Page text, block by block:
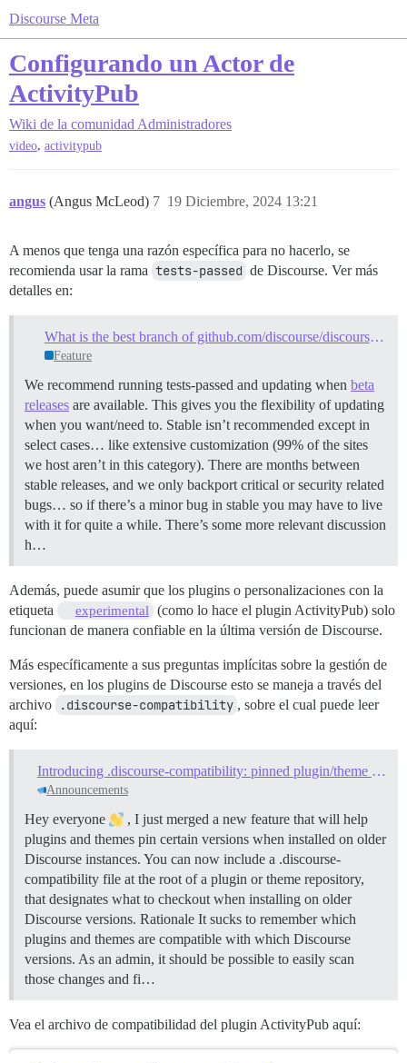
Discourse Meta
Configurando un Actor de
ActivityPub
Wiki de la comunidad Administradores
video, activitypub
angus (Angus McLeod) 19 Diciembre, 2024 13:21
7
A menos que tenga una razón específica para no hacerlo, se
recomienda usar la rama tests-passed de Discourse. Ver más
detalles en:
What is the best branch of github.com/discourse/discourse？
Feature
We recommend running tests-passed and updating when beta
releases are available. This gives you the flexibility of updating
when you want/need to. Stable isn’t recommended except in
select cases… like extensive customization (99% of the sites
we host aren’t in this category). There are months between
stable releases, and we only backport critical or security related
bugs… so if there’s a minor bug in stable you may have to live
with it for quite a while. There’s some more relevant discussion
h…
Además, puede asumir que los plugins o personalizaciones con la
etiqueta
experimental
(como lo hace el plugin ActivityPub) solo
funcionan de manera confiable en la última versión de Discourse.
Más específicamente a sus preguntas implícitas sobre la gestión de
versiones, en los plugins de Discourse esto se maneja a través del
archivo
.discourse-compatibility , sobre el cual puede leer
aquí:
Introducing .discourse-compatibility: pinned plugin/theme versions for older Discourse versions
Announcements
Hey everyone
, I just merged a new feature that will help
plugins and themes pin certain versions when installed on older
Discourse instances. You can now include a .discourse-
compatibility file at the root of a plugin or theme repository,
that designates what to checkout when installing on older
Discourse versions. Rationale It sucks to remember which
plugins and themes are compatible with which Discourse
versions. As an admin, it should be possible to easily scan
those changes and fi…
Vea el archivo de compatibilidad del plugin ActivityPub aquí: